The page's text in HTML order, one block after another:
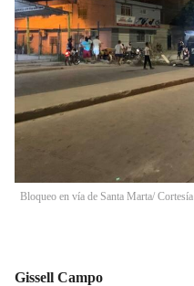
Bloqueo en vía de Santa Marta/ Cortesía
Gissell Campo